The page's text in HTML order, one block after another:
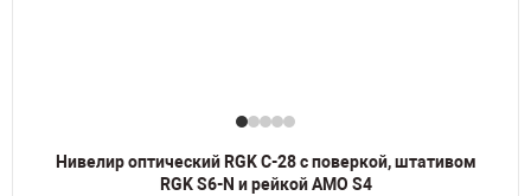
Нивелир оптический RGK C-28 с поверкой, штативом
RGK S6-N и рейкой AMO S4